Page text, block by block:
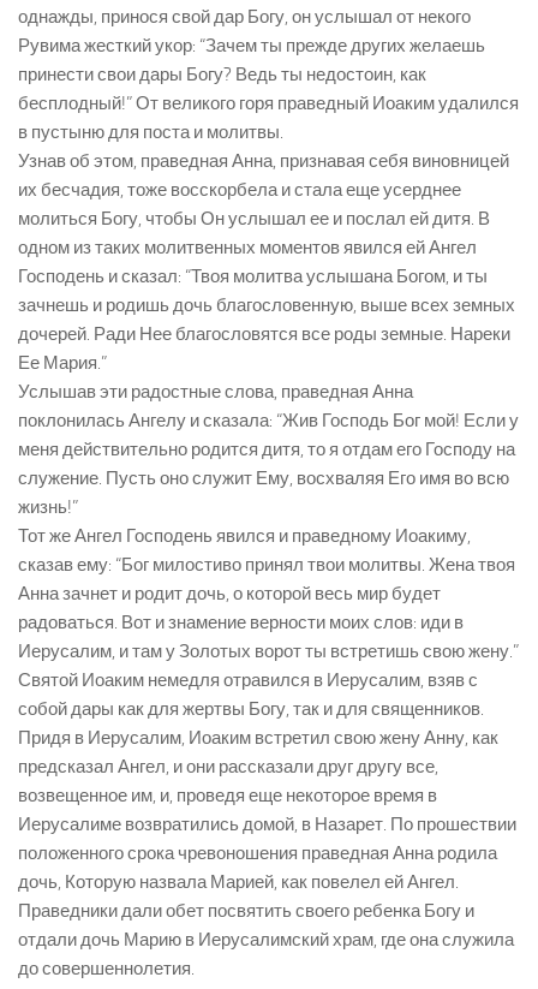
однажды, принося свой дар Богу, он услышал от некого
Рувима жесткий укор: “Зачем ты прежде других желаешь
принести свои дары Богу? Ведь ты недостоин, как
бесплодный!” От великого горя праведный Иоаким удалился
в пустыню для поста и молитвы.
Узнав об этом, праведная Анна, признавая себя виновницей
их бесчадия, тоже восскорбела и стала еще усерднее
молиться Богу, чтобы Он услышал ее и послал ей дитя. В
одном из таких молитвенных моментов явился ей Ангел
Господень и сказал: “Твоя молитва услышана Богом, и ты
зачнешь и родишь дочь благословенную, выше всех земных
дочерей. Ради Нее благословятся все роды земные. Нареки
Ее Мария.”
Услышав эти радостные слова, праведная Анна
поклонилась Ангелу и сказала: “Жив Господь Бог мой! Если у
меня действительно родится дитя, то я отдам его Господу на
служение. Пусть оно служит Ему, восхваляя Его имя во всю
жизнь!”
Тот же Ангел Господень явился и праведному Иоакиму,
сказав ему: “Бог милостиво принял твои молитвы. Жена твоя
Анна зачнет и родит дочь, о которой весь мир будет
радоваться. Вот и знамение верности моих слов: иди в
Иерусалим, и там у Золотых ворот ты встретишь свою жену.”
Святой Иоаким немедля отравился в Иерусалим, взяв с
собой дары как для жертвы Богу, так и для священников.
Придя в Иерусалим, Иоаким встретил свою жену Анну, как
предсказал Ангел, и они рассказали друг другу все,
возвещенное им, и, проведя еще некоторое время в
Иерусалиме возвратились домой, в Назарет. По прошествии
положенного срока чревоношения праведная Анна родила
дочь, Которую назвала Марией, как повелел ей Ангел.
Праведники дали обет посвятить своего ребенка Богу и
отдали дочь Марию в Иерусалимский храм, где она служила
до совершеннолетия.